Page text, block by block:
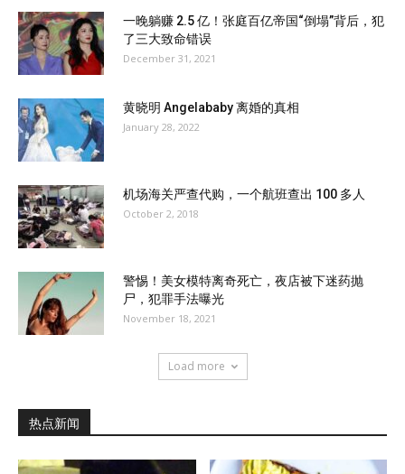
一晚躺赚 2.5 亿！张庭百亿帝国“倒塌”背后，犯
了三大致命错误
December 31, 2021
黄晓明 Angelababy 离婚的真相
January 28, 2022
机场海关严查代购，一个航班查出 100 多人
October 2, 2018
警惕！美女模特离奇死亡，夜店被下迷药抛
尸，犯罪手法曝光
November 18, 2021
Load more
热点新闻